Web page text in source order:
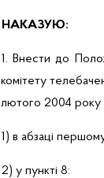
НАКАЗУЮ:
1. Внести до
комітету
лютого 2004 року
1) в абзаці
2) у пункті 8: